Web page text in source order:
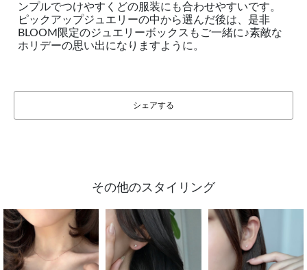
ンプルでつけやすくどの服装にも合わせやすいです。
ピックアップジュエリーの中から選んだ後は、是非
BLOOM限定のジュエリーボックスもご一緒に♪素敵な
ホリデーの思い出になりますように。
シェアする
その他のスタイリング